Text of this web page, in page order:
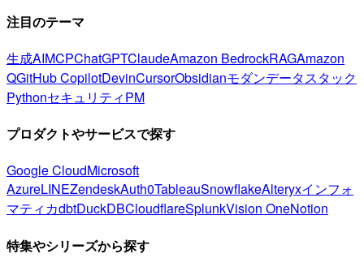
注目のテーマ
生成AIMCPChatGPTClaudeAmazon BedrockRAGAmazon
QGitHub CopilotDevinCursorObsidianモダンデータスタック
PythonセキュリティPM
プロダクトやサービスで探す
Google CloudMicrosoft
AzureLINEZendeskAuth0TableauSnowflakeAlteryxインフォ
マティカdbtDuckDBCloudflareSplunkVision OneNotion
特集やシリーズから探す